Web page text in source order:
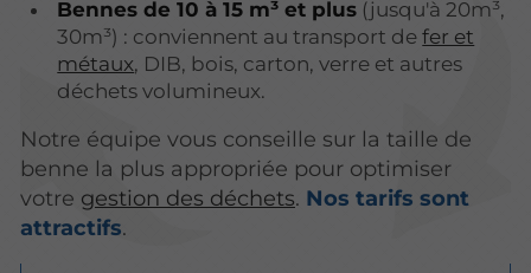
Bennes de 10 à 15 m³ et plus (jusqu'à 20m³,
30m³) : conviennent au transport defer et
métaux, DIB, bois, carton, verre et autres
déchets volumineux.
Notre équipe vous conseille sur la taille de
benne la plus appropriée pour optimiser
votre gestion des déchets. Nos tarifs sont
attractifs.